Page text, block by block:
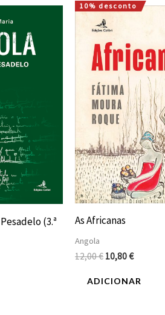
(3.ª
€.
10% desconto
As Africanas
Angola
12,00€
O
preço
original
era:
12,00 €.
10,80€
O
atual
10,80 €.
ADICIONAR